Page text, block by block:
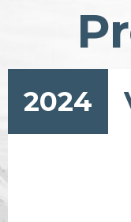
2024
Pagination